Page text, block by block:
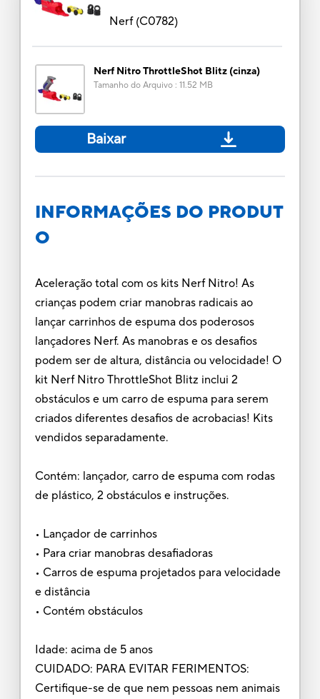
Nerf(C0782)
Nerf Nitro ThrottleShot Blitz (cinza)
Tamanho do Arquivo: 11.52 MB
Baixar
INFORMAÇÕES DO PRODUT
O
Aceleração total com os kits Nerf Nitro! As
crianças podem criar manobras radicais ao
lançar carrinhos de espuma dos poderosos
lançadores Nerf. As manobras e os desafios
podem ser de altura, distância ou velocidade! O
kit Nerf Nitro ThrottleShot Blitz inclui 2
obstáculos e um carro de espuma para serem
criados diferentes desafios de acrobacias! Kits
vendidos separadamente.
Contém: lançador, carro de espuma com rodas
de plástico, 2 obstáculos e instruções.
• Lançador de carrinhos
• Para criar manobras desafiadoras
• Carros de espuma projetados para velocidade
e distância
• Contém obstáculos
Idade: acima de 5 anos
CUIDADO: PARA EVITAR FERIMENTOS:
Certifique-se de que nem pessoas nem animais